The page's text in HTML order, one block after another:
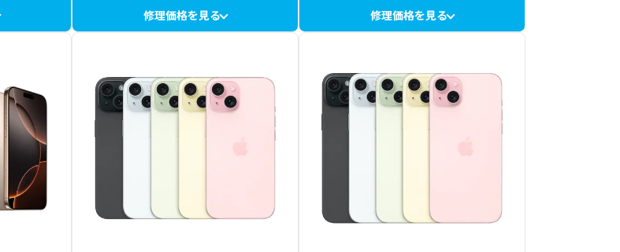
修理価格を見る 修理価格を見る